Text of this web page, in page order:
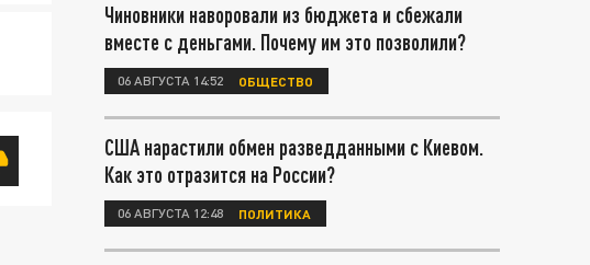
Чиновники наворовали из бюджета и сбежали
вместе с деньгами. Почему им это позволили?
06 АВГУСТА 14:52 ОБЩЕСТВО
США нарастили обмен разведданными с Киевом.
Как это отразится на России?
06 АВГУСТА 12:48 ПОЛИТИКА